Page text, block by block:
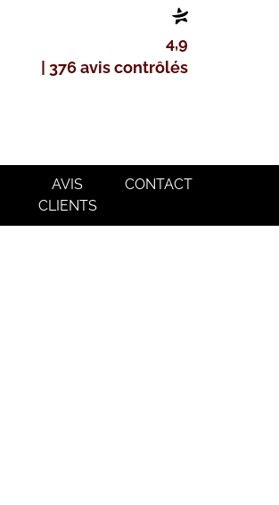
4,9
| 376 avis contrôlés
AVIS
CLIENTS
CONTACT